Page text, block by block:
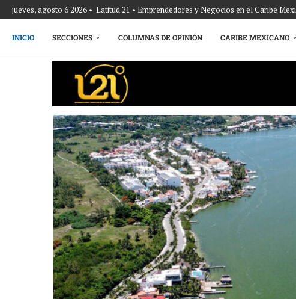
jueves, agosto 6 2026 • Latitud 21 • Emprendedores y Negocios en el Caribe
INICIO SECCIONES COLUMNAS DE OPINIÓN CARIBE MEXICANO